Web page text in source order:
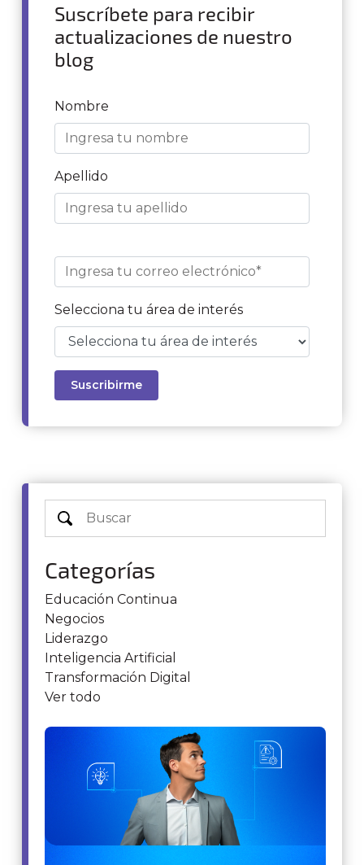
Categorías
Educación Continua
Negocios
Liderazgo
Inteligencia Artificial
Transformación Digital
Ver todo
Suscríbete para recibir
actualizaciones de nuestro
blog
Nombre
Apellido
Selecciona tu área de interés